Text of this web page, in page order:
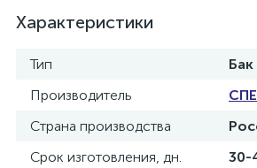
Характеристики
Тип
Производитель
Страна производства
Срок изготовления, дн.
30-